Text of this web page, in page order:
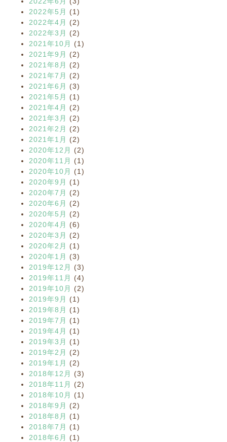
2022年5月
(1)
2022年4月
(2)
2022年3月
(2)
2021年10月
(1)
2021年9月
(2)
2021年8月
(2)
2021年7月
(2)
2021年6月
(3)
2021年5月
(1)
2021年4月
(2)
2021年3月
(2)
2021年2月
(2)
2021年1月
(2)
2020年12月
(2)
2020年11月
(1)
2020年10月
(1)
2020年9月
(1)
2020年7月
(2)
2020年6月
(2)
2020年5月
(2)
2020年4月
(6)
2020年3月
(2)
2020年2月
(1)
2020年1月
(3)
2019年12月
(3)
2019年11月
(4)
2019年10月
(2)
2019年9月
(1)
2019年8月
(1)
2019年7月
(1)
2019年4月
(1)
2019年3月
(1)
2019年2月
(2)
2019年1月
(2)
2018年12月
(3)
2018年11月
(2)
2018年10月
(1)
2018年9月
(2)
2018年8月
(1)
2018年7月
(1)
2018年6月
(1)